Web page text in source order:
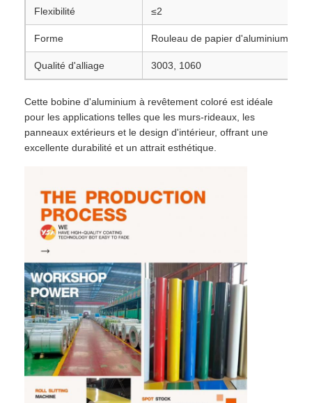
Flexibilité ≤2
Forme Rouleau de papier d'aluminium
Qualité d'alliage 3003, 1060
Cette bobine d'aluminium à revêtement coloré est idéale
pour les applications telles que les murs-rideaux, les
panneaux extérieurs et le design d'intérieur, offrant une
excellente durabilité et un attrait esthétique.